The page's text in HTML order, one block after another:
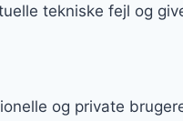
tekniske fejl og
og private